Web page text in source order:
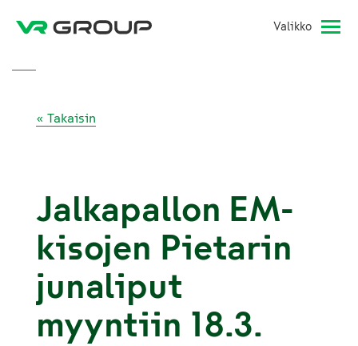
Valikko
« Takaisin
Jalkapallon EM-
kisojen Pietarin
junaliput
myyntiin 18.3.